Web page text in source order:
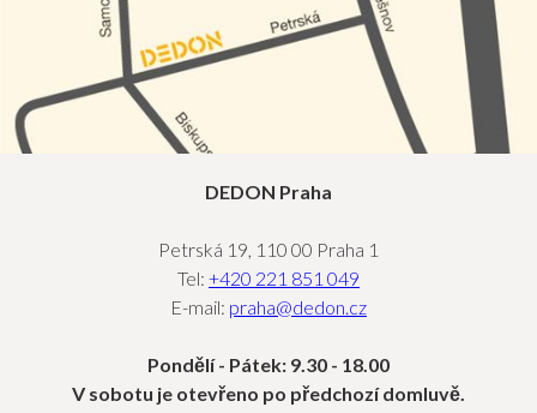
DEDON Praha
Petrská 19, 110 00 Praha 1
Tel: +420 221 851 049
E-mail: praha@dedon.cz
Pondělí - Pátek: 9.30 - 18.00
V sobotu je otevřeno po předchozí domluvě.